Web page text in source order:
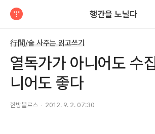
행간을 노닐다
行間/술 사주는 읽고쓰기
열독가가 아니어도 수
니어도 좋다
한방블르스 2012. 9. 2. 07:30